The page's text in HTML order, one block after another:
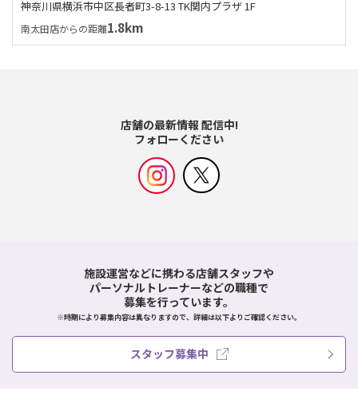
神奈川県横浜市中区長者町3-8-13 TK関内プラザ 1F
南太田店からの距離1.8km
店舗の最新情報 配信中!
フォローください
施設運営などに携わる店舗スタッフや
パーソナルトレーナーなどの職種で
募集を行っています。
※時期により募集内容は異なりますので、詳細は以下よりご確認ください。
スタッフ募集中